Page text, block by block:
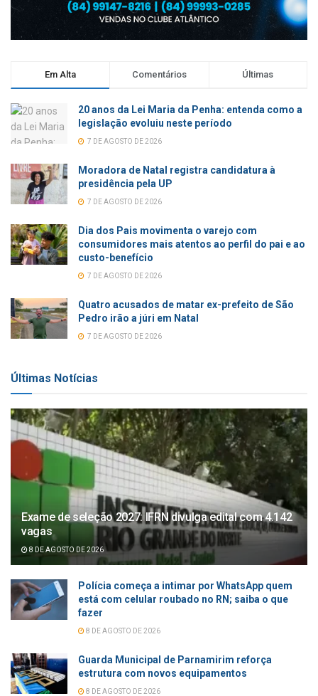
Em Alta Comentários Últimas
20 anos da Lei Maria da Penha: entenda como a
legislação evoluiu neste período
7 DE AGOSTO DE 2026
Moradora de Natal registra candidatura à
presidência pela UP
7 DE AGOSTO DE 2026
Dia dos Pais movimenta o varejo com
consumidores mais atentos ao perfil do pai e ao
custo-benefício
7 DE AGOSTO DE 2026
Quatro acusados de matar ex-prefeito de São
Pedro irão a júri em Natal
7 DE AGOSTO DE 2026
Últimas Notícias
Exame de seleção 2027: IFRN divulga edital com 4.142
vagas
8 DE AGOSTO DE 2026
Polícia começa a intimar por WhatsApp quem
está com celular roubado no RN; saiba o que
fazer
8 DE AGOSTO DE 2026
Guarda Municipal de Parnamirim reforça
estrutura com novos equipamentos
8 DE AGOSTO DE 2026